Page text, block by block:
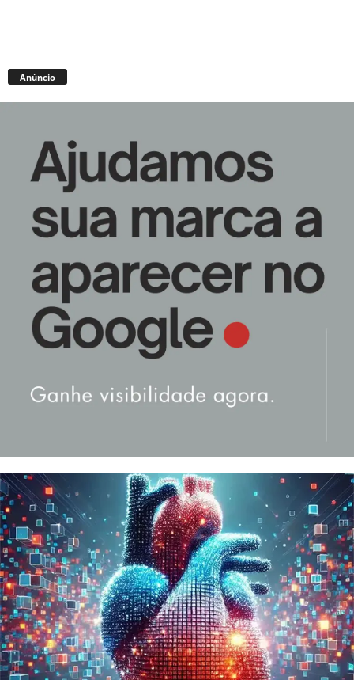
Anúncio